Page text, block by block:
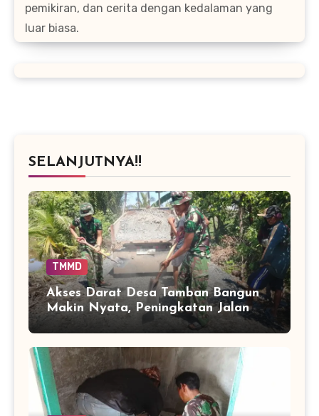
pemikiran, dan cerita dengan kedalaman yang
luar biasa.
SELANJUTNYA!!
TMMD
Akses Darat Desa Tamban Bangun
Makin Nyata, Peningkatan Jalan
TMMD Sentuh 90 Persen